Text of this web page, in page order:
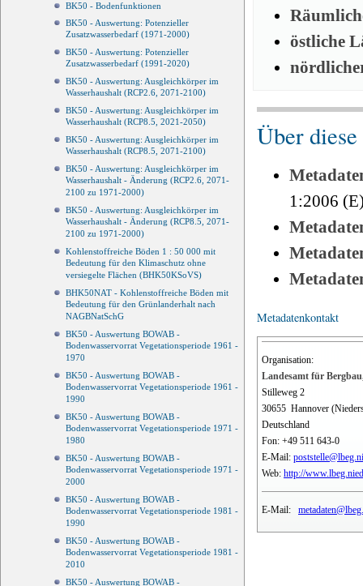
BK50 - Bodenfunktionen
BK50 - Auswertung: Potenzieller
Zusatzwasserbedarf (1971-2000)
BK50 - Auswertung: Potenzieller
Zusatzwasserbedarf (1991-2020)
BK50 - Auswertung: Ausgleichkörper im
Wasserhaushalt (RCP2.6, 2071-2100)
BK50 - Auswertung: Ausgleichkörper im
Wasserhaushalt (RCP8.5, 2021-2050)
BK50 - Auswertung: Ausgleichkörper im
Wasserhaushalt (RCP8.5, 2071-2100)
BK50 - Auswertung: Ausgleichkörper im
Wasserhaushalt - Änderung (RCP2.6, 2071-
2100 zu 1971-2000)
BK50 - Auswertung: Ausgleichkörper im
Wasserhaushalt - Änderung (RCP8.5, 2071-
2100 zu 1971-2000)
Kohlenstoffreiche Böden 1 : 50 000 mit
Bedeutung für den Klimaschutz ohne
versiegelte Flächen (BHK50KSoVS)
BHK50NAT - Kohlenstoffreiche Böden mit
Bedeutung für den Grünlanderhalt nach
NAGBNatSchG
BK50 - Auswertung BOWAB -
Bodenwasservorrat Vegetationsperiode 1961 -
1970
BK50 - Auswertung BOWAB -
Bodenwasservorrat Vegetationsperiode 1961 -
1990
BK50 - Auswertung BOWAB -
Bodenwasservorrat Vegetationsperiode 1971 -
1980
BK50 - Auswertung BOWAB -
Bodenwasservorrat Vegetationsperiode 1971 -
2000
BK50 - Auswertung BOWAB -
Bodenwasservorrat Vegetationsperiode 1981 -
1990
BK50 - Auswertung BOWAB -
Bodenwasservorrat Vegetationsperiode 1981 -
2010
BK50 - Auswertung BOWAB -
östliche
Über
1:2006
Metadatenkontakt
Organisation:
Landesamt für
Stilleweg 2
30655 Hannover
Deutschland
Fon: +49 511 643-0
E-Mail:
Web: http://
E-Mail: